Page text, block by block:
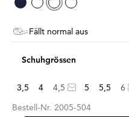
Fällt normal aus
Schuhgrössen
3,5 4 4,5 5 5,5 6
Bestell-Nr. 2005-504